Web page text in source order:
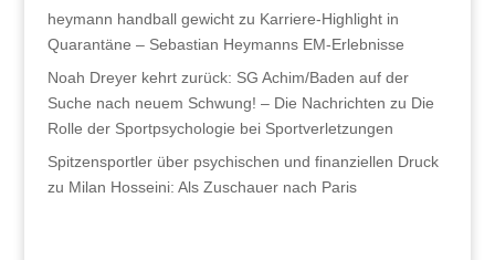
heymann handball gewichtzu Karriere-Highlight in
Quarantäne – Sebastian Heymanns EM-Erlebnisse
Noah Dreyer kehrt zurück: SG Achim/Baden auf der
Suche nach neuem Schwung! – Die Nachrichten zu Die
Rolle der Sportpsychologie bei Sportverletzungen
Spitzensportler über psychischen und finanziellen Druck
zu Milan Hosseini: Als Zuschauer nach Paris